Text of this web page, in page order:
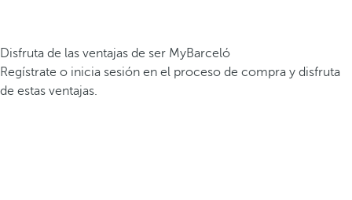
Disfruta de las ventajas de ser MyBarceló
Regístrate o inicia sesión en el proceso de compra y disfruta
de estas ventajas.